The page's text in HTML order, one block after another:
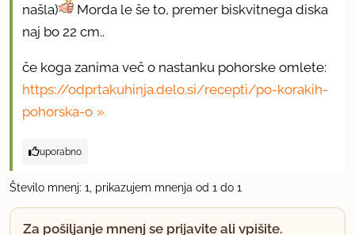
našla)
Morda le še to, premer biskvitnega diska
naj bo 22 cm..
če koga zanima več o nastanku pohorske omlete:
https://odprtakuhinja.delo.si/recepti/po-korakih-
pohorska-o
uporabno
Število mnenj: 1, prikazujem mnenja od 1 do 1
Za pošiljanje mnenj se prijavite ali vpišite.